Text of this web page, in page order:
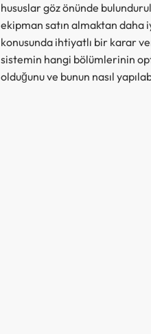
hususlar göz önünde
ekipman satın almaktan
konusunda ihtiyatlı bir karar
sistemin hangi bölümlerinin
olduğunu ve bunun nasıl